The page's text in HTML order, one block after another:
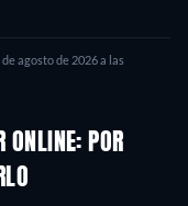
de agosto de 2026a las
ONLINE: POR